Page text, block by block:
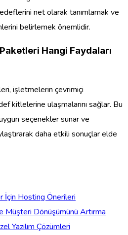
net olarak tanımlamak ve
belirlemek önemlidir.
Hangi Faydaları
işletmelerin çevrimiçi
kitlelerine ulaşmalarını sağlar. Bu
seçenekler sunar ve
daha etkili sonuçlar elde
İçin Hosting Önerileri
Müşteri Dönüşümünü Artırma
Yazılım Çözümleri